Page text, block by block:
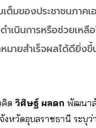
เต็มของประชาชนภาคเ
ดำเนินการหรือช่วยเห
หมายสำเร็จผลได้ดียิ่งขึ้
ด วิศิษฐ์ ผลดก พัฒนา
หวัดอุบลราชธานี ระบุว่